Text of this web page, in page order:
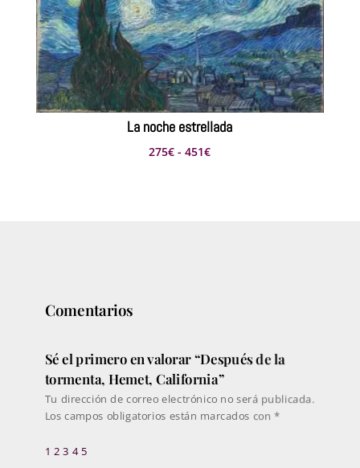
La noche estrellada
275€ - 451€Rango
Comentarios
Sé el primero en valorar “Después de la
tormenta, Hemet, California”
Tu dirección de correo electrónico no será publicada.
Los campos obligatorios están marcados con*
1 2 3 4 5